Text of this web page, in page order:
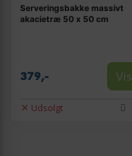
Serveringsbakke massivt
akacietræ 50 x 50 cm
379,- Vis
Udsolgt